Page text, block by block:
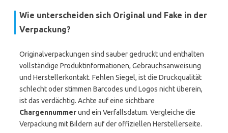
Wie unterscheiden sich Original und Fake in der
Verpackung?
Originalverpackungen sind sauber gedruckt und enthalten
vollständige Produktinformationen, Gebrauchsanweisung
und Herstellerkontakt. Fehlen Siegel, ist die Druckqualität
schlecht oder stimmen Barcodes und Logos nicht überein,
ist das verdächtig. Achte auf eine sichtbare
Chargennummerund ein Verfallsdatum. Vergleiche die
Verpackung mit Bildern auf der offiziellen Herstellerseite.